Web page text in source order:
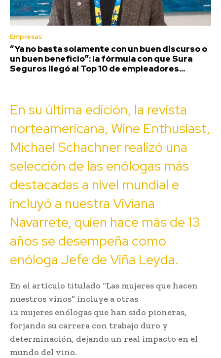
Empresas
“Ya no basta solamente con un buen discurso o
un buen beneficio”: la fórmula con que Sura
Seguros llegó al Top 10 de empleadores...
En su última edición, la revista
norteamericana, Wine Enthusiast,
Michael Schachner realizó una
selección de las enólogas más
destacadas a nivel mundial e
incluyó a nuestra Viviana
Navarrete, quien hace más de 13
años se desempeña como
enóloga Jefe de Viña Leyda.
En el artículo titulado “Las mujeres que hacen
nuestros vinos” incluye a otras
12 mujeres enólogas que han sido pioneras,
forjando su carrera con trabajo duro y
determinación, dejando un real impacto en el
mundo del vino.